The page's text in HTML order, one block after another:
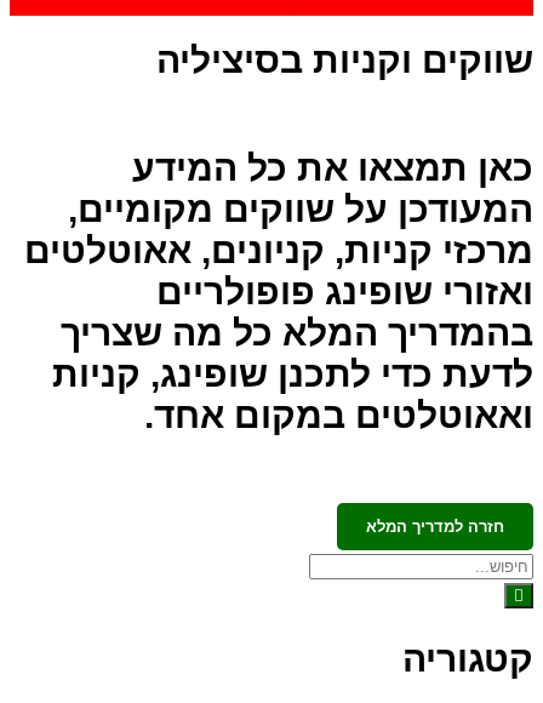
שווקים וקניות בסיציליה
כאן תמצאו את כל המידע
המעודכן על שווקים מקומיים,
מרכזי קניות, קניונים, אאוטלטים
ואזורי שופינג פופולריים
בהמדריך המלא כל מה שצריך
לדעת כדי לתכנן שופינג, קניות
ואאוטלטים במקום אחד.
חזרה למדריך המלא
קטגוריה